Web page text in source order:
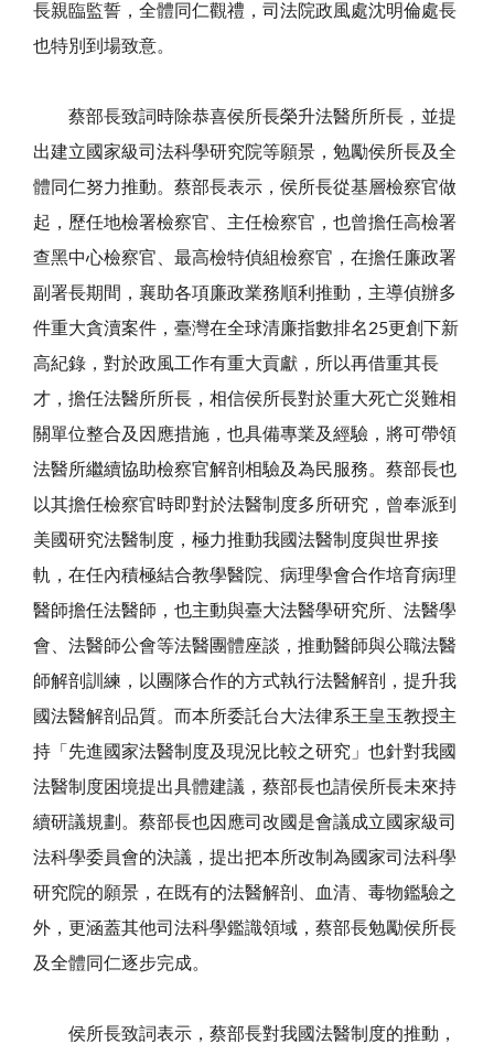
長親臨監誓，全體同仁觀禮，司法院政風處沈明倫處長
也特別到場致意。
蔡部長致詞時除恭喜侯所長榮升法醫所所長，並提
出建立國家級司法科學研究院等願景，勉勵侯所長及全
體同仁努力推動。蔡部長表示，侯所長從基層檢察官做
起，歷任地檢署檢察官、主任檢察官，也曾擔任高檢署
查黑中心檢察官、最高檢特偵組檢察官，在擔任廉政署
副署長期間，襄助各項廉政業務順利推動，主導偵辦多
件重大貪瀆案件，臺灣在全球清廉指數排名25更創下新
高紀錄，對於政風工作有重大貢獻，所以再借重其長
才，擔任法醫所所長，相信侯所長對於重大死亡災難相
關單位整合及因應措施，也具備專業及經驗，將可帶領
法醫所繼續協助檢察官解剖相驗及為民服務。蔡部長也
以其擔任檢察官時即對於法醫制度多所研究，曾奉派到
美國研究法醫制度，極力推動我國法醫制度與世界接
軌，在任內積極結合教學醫院、病理學會合作培育病理
醫師擔任法醫師，也主動與臺大法醫學研究所、法醫學
會、法醫師公會等法醫團體座談，推動醫師與公職法醫
師解剖訓練，以團隊合作的方式執行法醫解剖，提升我
國法醫解剖品質。而本所委託台大法律系王皇玉教授主
持「先進國家法醫制度及現況比較之研究」也針對我國
法醫制度困境提出具體建議，蔡部長也請侯所長未來持
續研議規劃。蔡部長也因應司改國是會議成立國家級司
法科學委員會的決議，提出把本所改制為國家司法科學
研究院的願景，在既有的法醫解剖、血清、毒物鑑驗之
外，更涵蓋其他司法科學鑑識領域，蔡部長勉勵侯所長
及全體同仁逐步完成。
侯所長致詞表示，蔡部長對我國法醫制度的推動，